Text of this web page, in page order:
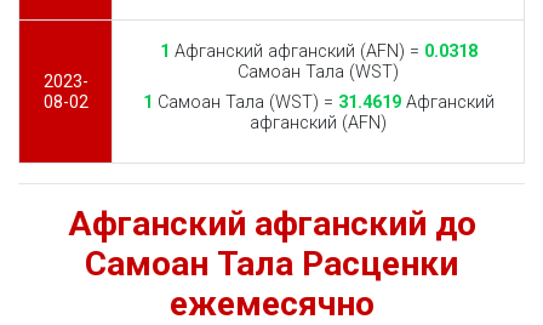
2023-
08-02
1 Афганский афганский (AFN) = 0.0318
Самоан Тала (WST)
1 Самоан Тала (WST) = 31.4619Афганский
афганский (AFN)
Афганский афганский до
Самоан Тала Расценки
ежемесячно